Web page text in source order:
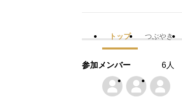
トップ つぶやき
参加メンバー 6人